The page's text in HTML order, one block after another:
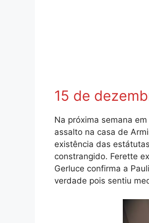
15 de
Na próxima semana em
assalto na casa de
existência das
constrangido. Ferette
Gerluce confirma a
verdade pois sentiu